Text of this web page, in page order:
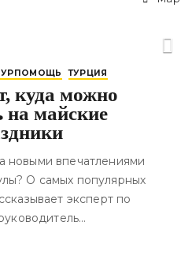
ТУРЦИЯ
куда можно
на майские
новыми впечатлениями
О самых популярных
эксперт по